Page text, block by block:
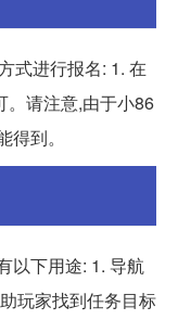
式进行报名: 1. 在
。请注意,由于小86
到。
以下用途: 1. 导航
玩家找到任务目标